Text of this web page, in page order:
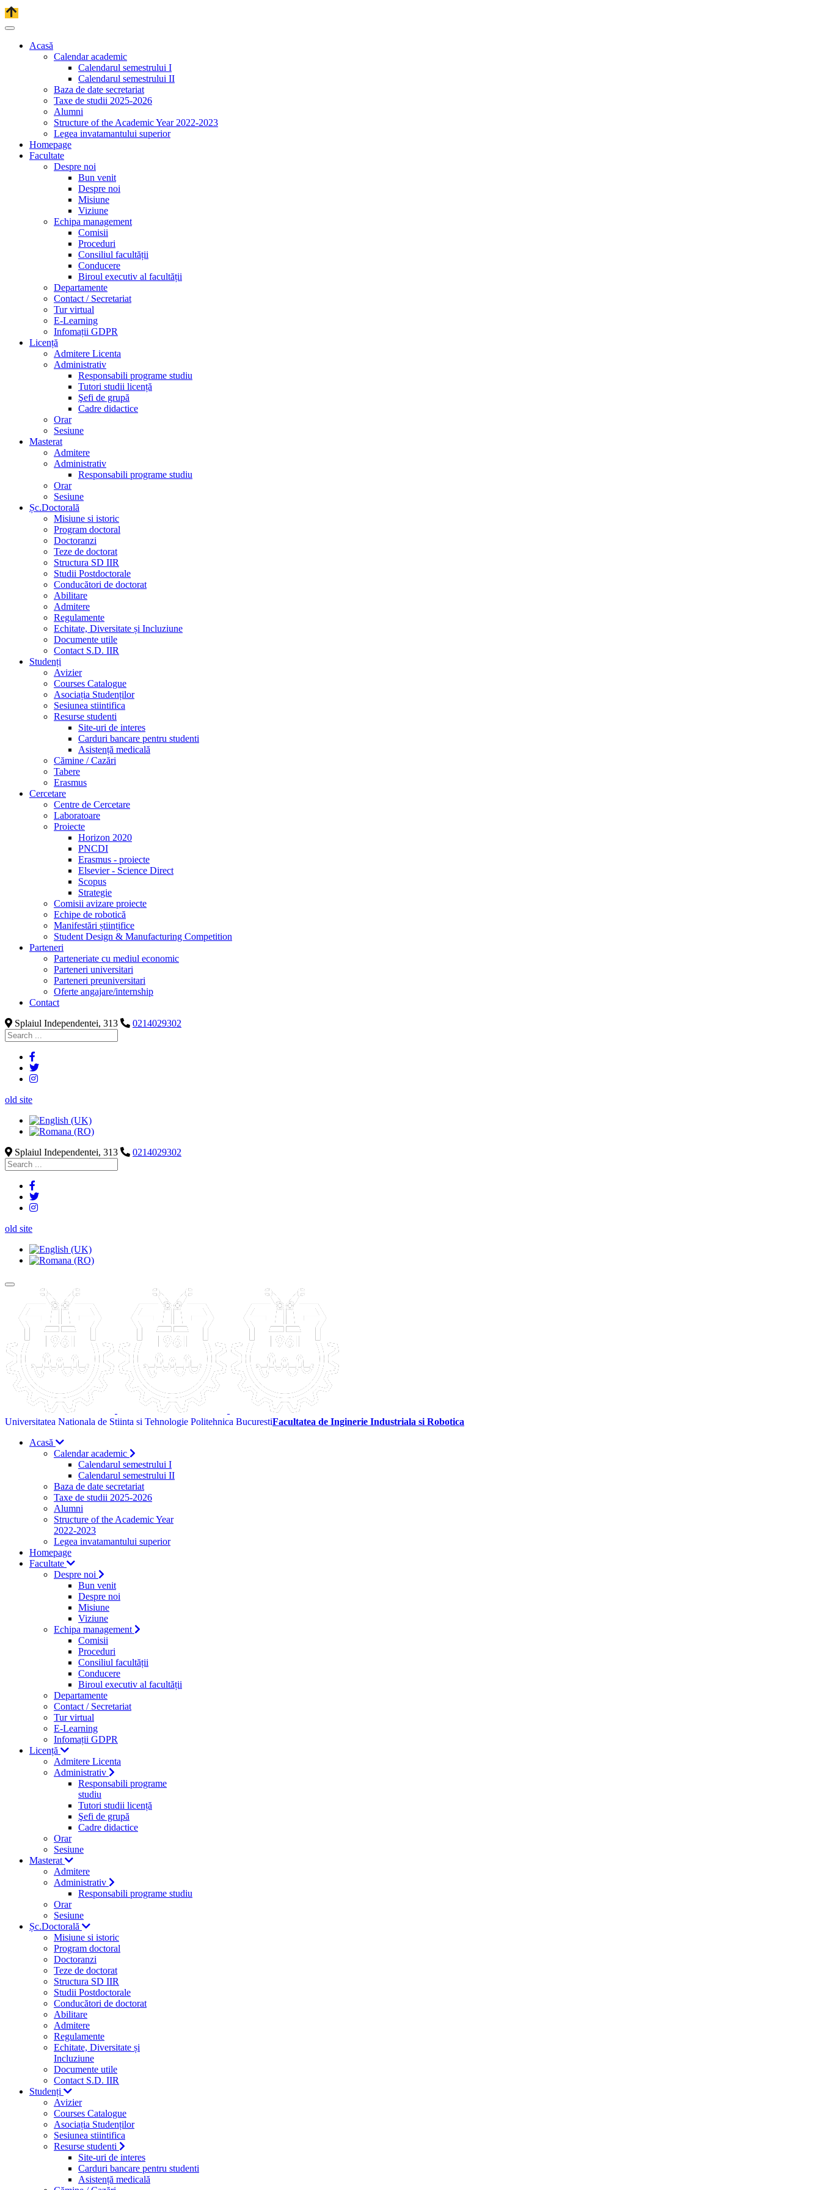
Acasă
Calendar academic
Calendarul semestrului I
Calendarul semestrului II
Baza de date secretariat
Taxe de studii 2025-2026
Alumni
Structure of the Academic Year 2022-2023
Legea invatamantului superior
Homepage
Facultate
Despre noi
Bun venit
Despre noi
Misiune
Viziune
Echipa management
Comisii
Proceduri
Consiliul facultății
Conducere
Biroul executiv al facultății
Departamente
Contact / Secretariat
Tur virtual
E-Learning
Infomații GDPR
Licență
Admitere Licenta
Administrativ
Responsabili programe studiu
Tutori studii licență
Şefi de grupă
Cadre didactice
Orar
Sesiune
Masterat
Admitere
Administrativ
Responsabili programe studiu
Orar
Sesiune
Șc.Doctorală
Misiune si istoric
Program doctoral
Doctoranzi
Teze de doctorat
Structura SD IIR
Studii Postdoctorale
Conducători de doctorat
Abilitare
Admitere
Regulamente
Echitate, Diversitate și Incluziune
Documente utile
Contact S.D. IIR
Studenți
Avizier
Courses Catalogue
Asociația Studenților
Sesiunea stiintifica
Resurse studenti
Site-uri de interes
Carduri bancare pentru studenti
Asistență medicală
Cămine / Cazări
Tabere
Erasmus
Cercetare
Centre de Cercetare
Laboratoare
Proiecte
Horizon 2020
PNCDI
Erasmus - proiecte
Elsevier - Science Direct
Scopus
Strategie
Comisii avizare proiecte
Echipe de robotică
Manifestări științifice
Student Design & Manufacturing Competition
Parteneri
Parteneriate cu mediul economic
Parteneri universitari
Parteneri preuniversitari
Oferte angajare/internship
Contact
Splaiul Independentei, 313
0214029302
old site
Splaiul Independentei, 313 0214029302
old site
Universitatea Nationala de Stiinta si Tehnologie Politehnica BucurestiFacultatea de Inginerie Industriala si Robotica
Acasă
Calendar academic
Calendarul semestrului I
Calendarul semestrului II
Baza de date secretariat
Taxe de studii 2025-2026
Alumni
Structure of the Academic Year
2022-2023
Legea invatamantului superior
Homepage
Facultate
Despre noi
Bun venit
Despre noi
Misiune
Viziune
Echipa management
Comisii
Proceduri
Consiliul facultății
Conducere
Biroul executiv al facultății
Departamente
Contact / Secretariat
Tur virtual
E-Learning
Infomații GDPR
Licență
Admitere Licenta
Administrativ
Responsabili programe
studiu
Tutori studii licență
Şefi de grupă
Cadre didactice
Orar
Sesiune
Masterat
Admitere
Administrativ
Responsabili programe studiu
Orar
Sesiune
Șc.Doctorală
Misiune si istoric
Program doctoral
Doctoranzi
Teze de doctorat
Structura SD IIR
Studii Postdoctorale
Conducători de doctorat
Abilitare
Admitere
Regulamente
Echitate, Diversitate și
Incluziune
Documente utile
Contact S.D. IIR
Studenți
Avizier
Courses Catalogue
Asociația Studenților
Sesiunea stiintifica
Resurse studenti
Site-uri de interes
Carduri bancare pentru studenti
Asistență medicală